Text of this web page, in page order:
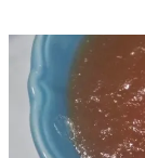
NO
PUDIM
CHINÊS